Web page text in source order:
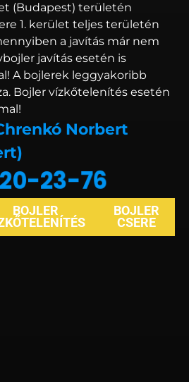
(Budapest) területén
1. kerület teljes területén
a javítás már nem
javítás esetén is
A bojlerek leggyakoribb
Bojler vízkőtelenítés esetén
Norbert
23-76
BOJLER
BOJLER
CSERE